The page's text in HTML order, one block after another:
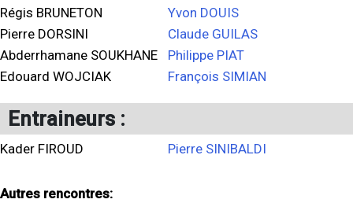
Régis BRUNETON
Pierre DORSINI
Abderrhamane SOUKHANE
Edouard WOJCIAK
Yvon DOUIS
Claude GUILAS
Philippe PIAT
François SIMIAN
Entraineurs :
Kader FIROUD Pierre SINIBALDI
Autres rencontres: